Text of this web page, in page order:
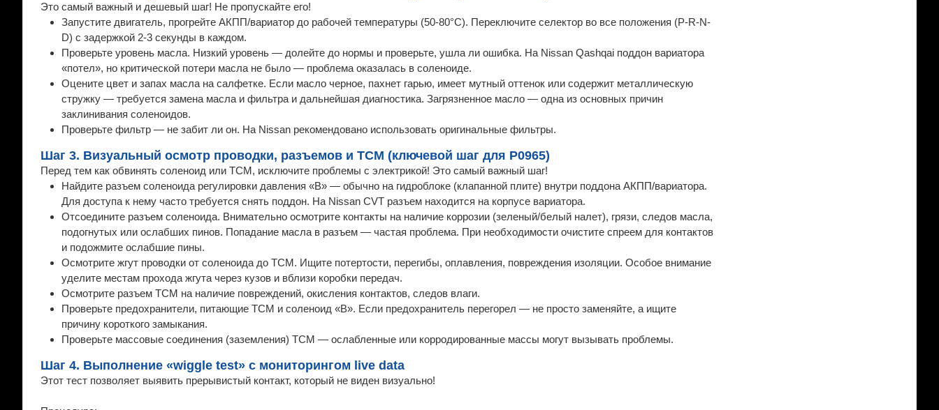
Это самый важный и дешевый шаг! Не пропускайте его!
Запустите двигатель, прогрейте АКПП/вариатор до рабочей температуры (50-80°C). Переключите селектор во все положения (P-R-N-
D) с задержкой 2-3 секунды в каждом.
Проверьте уровень масла. Низкий уровень — долейте до нормы и проверьте, ушла ли ошибка. На Nissan Qashqai поддон вариатора
«потел», но критической потери масла не было — проблема оказалась в соленоиде.
Оцените цвет и запах масла на салфетке. Если масло черное, пахнет гарью, имеет мутный оттенок или содержит металлическую
стружку — требуется замена масла и фильтра и дальнейшая диагностика. Загрязненное масло — одна из основных причин
заклинивания соленоидов.
Проверьте фильтр — не забит ли он. На Nissan рекомендовано использовать оригинальные фильтры.
Шаг 3. Визуальный осмотр проводки, разъемов и TCM (ключевой шаг для P0965)
Перед тем как обвинять соленоид или TCM, исключите проблемы с электрикой! Это самый важный шаг!
Найдите разъем соленоида регулировки давления «B» — обычно на гидроблоке (клапанной плите) внутри поддона АКПП/вариатора.
Для доступа к нему часто требуется снять поддон. На Nissan CVT разъем находится на корпусе вариатора.
Отсоедините разъем соленоида. Внимательно осмотрите контакты на наличие коррозии (зеленый/белый налет), грязи, следов масла,
подогнутых или ослабших пинов. Попадание масла в разъем — частая проблема. При необходимости очистите спреем для контактов
и подожмите ослабшие пины.
Осмотрите жгут проводки от соленоида до TCM. Ищите потертости, перегибы, оплавления, повреждения изоляции. Особое внимание
уделите местам прохода жгута через кузов и вблизи коробки передач.
Осмотрите разъем TCM на наличие повреждений, окисления контактов, следов влаги.
Проверьте предохранители, питающие TCM и соленоид «B». Если предохранитель перегорел — не просто заменяйте, а ищите
причину короткого замыкания.
Проверьте массовые соединения (заземления) TCM — ослабленные или корродированные массы могут вызывать проблемы.
Шаг 4. Выполнение «wiggle test» с мониторингом live data
Этот тест позволяет выявить прерывистый контакт, который не виден визуально!